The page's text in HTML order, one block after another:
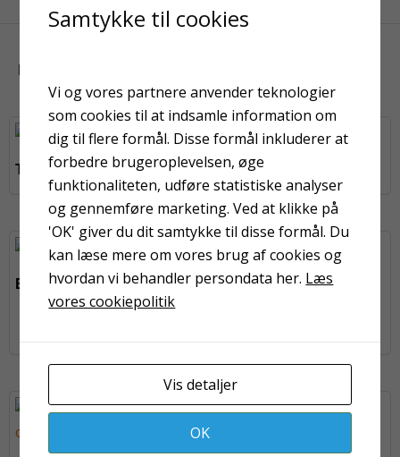
KUNDER HAR OGSÅ KIGGET PÅ
Topline valse 15 cm Topline valse 10 cm
Baseline valse 18 cm
På fjernlager
På fjernlager
Samtykke til cookies
Vi og vores partnere anvender teknologier
som cookies til at indsamle information om
dig til flere formål. Disse formål inkluderer at
forbedre brugeroplevelsen, øge
funktionaliteten, udføre statistiske analyser
og gennemføre marketing. Ved at klikke på
'OK' giver du dit samtykke til disse formål. Du
kan læse mere om vores brug af cookies og
hvordan vi behandler persondata her. Læs
vores cookiepolitik
Vis detaljer
OK